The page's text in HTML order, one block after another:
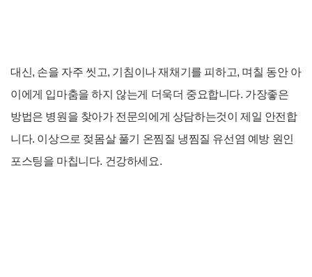
대신, 손을 자주 씻고, 기침이나 재채기를 피하고, 며칠 동안 아
이에게 입마춤을 하지 않는게 더욱더 중요합니다. 가장좋은
방법은 병원을 찾아가 전문의에게 상담하는것이 제일 안전합
니다. 이상으로 젖몸살 풀기 온찜질 냉찜질 유선염 예방 원인
포스팅을 마칩니다. 건강하세요.